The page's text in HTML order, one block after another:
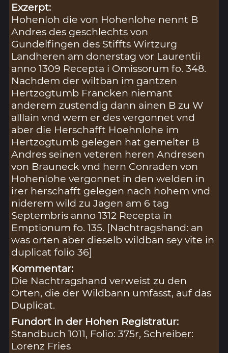
Exzerpt:
Hohenloh die von Hohenlohe nennt B
Andres des geschlechts von
Gundelfingen des Stiffts Wirtzurg
Landheren am donerstag vor Laurentii
anno 1309 Recepta i Omissorum fo. 348.
Nachdem der wiltban im gantzen
Hertzogtumb Francken niemant
anderem zustendig dann ainen B zu W
alllain vnd wem er des vergonnet vnd
aber die Herschafft Hoehnlohe im
Hertzogtumb gelegen hat gemelter B
Andres seinen veteren heren Andresen
von Brauneck vnd hern Conraden von
Hohenlohe vergonnet in den welden in
irer herschafft gelegen nach hohem vnd
niderem wild zu Jagen am 6 tag
Septembris anno 1312 Recepta in
Emptionum fo. 135. [Nachtragshand: an
was orten aber dieselb wildban sey vite in
duplicat folio 36]
Kommentar:
Die Nachtragshand verweist zu den
Orten, die der Wildbann umfasst, auf das
Duplicat.
Fundort in der Hohen Registratur:
Standbuch 1011, Folio: 375r, Schreiber:
Lorenz Fries